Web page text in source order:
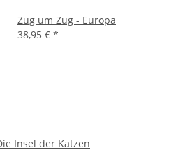
Zug um Zug - Europa
38,95 € *
Insel der Katzen